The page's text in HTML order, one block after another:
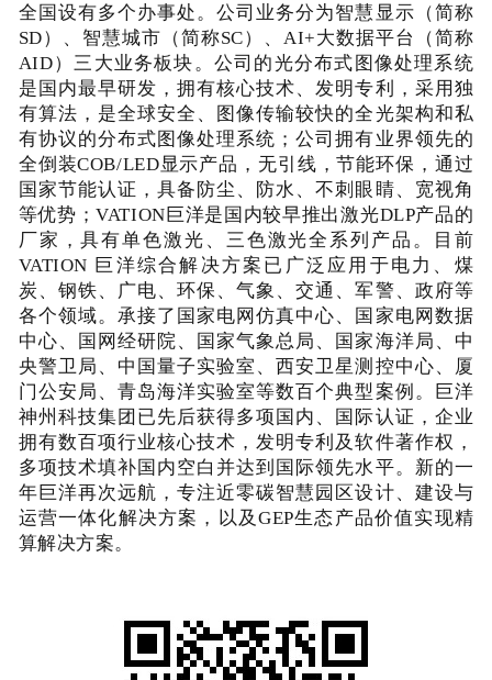
全国设有多个办事处。公司业务分为智慧显示（简称
SD）、智慧城市（简称SC）、AI+大数据平台（简称
AID）三大业务板块。公司的光分布式图像处理系统
是国内最早研发，拥有核心技术、发明专利，采用独
有算法，是全球安全、图像传输较快的全光架构和私
有协议的分布式图像处理系统；公司拥有业界领先的
全倒装COB/LED显示产品，无引线，节能环保，通过
国家节能认证，具备防尘、防水、不刺眼睛、宽视角
等优势；VATION巨洋是国内较早推出激光DLP产品的
厂家，具有单色激光、三色激光全系列产品。目前
VATION 巨洋综合解决方案已广泛应用于电力、煤
炭、钢铁、广电、环保、气象、交通、军警、政府等
各个领域。承接了国家电网仿真中心、国家电网数据
中心、国网经研院、国家气象总局、国家海洋局、中
央警卫局、中国量子实验室、西安卫星测控中心、厦
门公安局、青岛海洋实验室等数百个典型案例。巨洋
神州科技集团已先后获得多项国内、国际认证，企业
拥有数百项行业核心技术，发明专利及软件著作权，
多项技术填补国内空白并达到国际领先水平。新的一
年巨洋再次远航，专注近零碳智慧园区设计、建设与
运营一体化解决方案，以及GEP生态产品价值实现精
算解决方案。